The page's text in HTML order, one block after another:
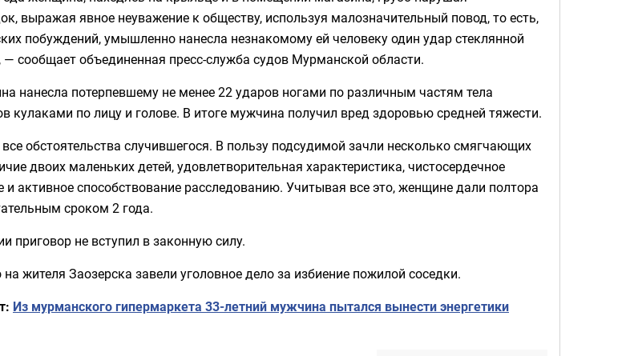
выражая явное неуважение к обществу, используя малозначительный повод, то есть,
побуждений, умышленно нанесла незнакомому ей человеку один удар стеклянной
— сообщает объединенная пресс-служба судов Мурманской области.
нанесла потерпевшему не менее 22 ударов ногами по различным частям тела
кулаками по лицу и голове. В итоге мужчина получил вред здоровью средней тяжести.
обстоятельства случившегося. В пользу подсудимой зачли несколько смягчающих
двоих маленьких детей, удовлетворительная характеристика, чистосердечное
и активное способствование расследованию. Учитывая все это, женщине дали полтора
сроком 2 года.
приговор не вступил в законную силу.
на жителя Заозерска завели уголовное дело за избиение пожилой соседки.
Из мурманского гипермаркета 33-летний мужчина пытался вынести энергетики